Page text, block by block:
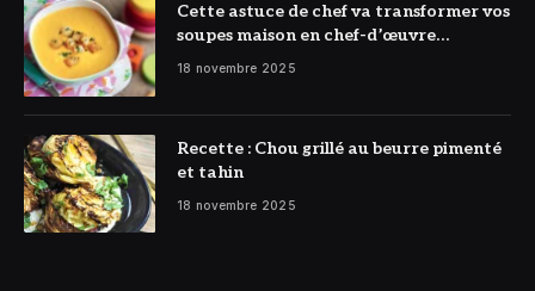
Cette astuce de chef va transformer vos
soupes maison en chef-d’œuvre
réconfortant
18 novembre 2025
Recette : Chou grillé au beurre pimenté
et tahin
18 novembre 2025